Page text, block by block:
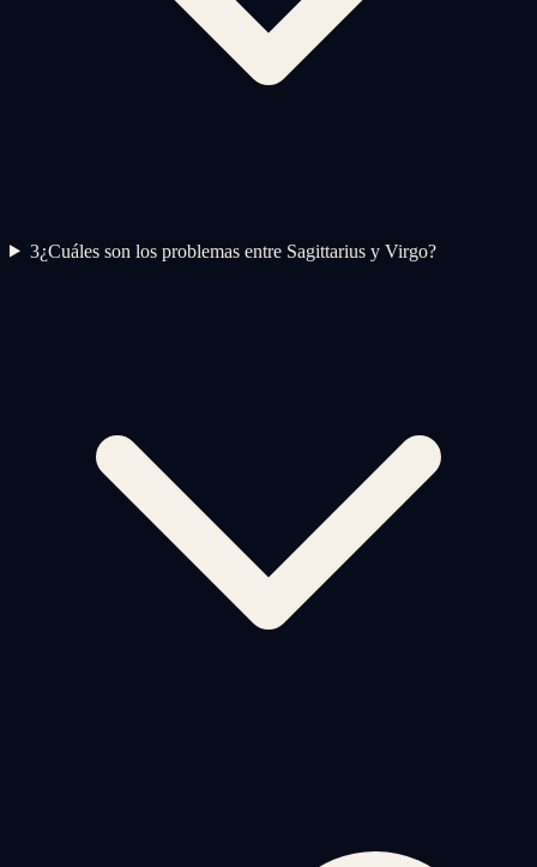
3¿Cuáles son los problemas entre Sagittarius y Virgo?